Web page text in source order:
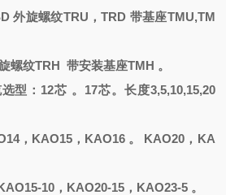
外旋螺纹TRU，TRD 带基座TMU,TM
螺纹TRH 带安装基座TMH 。
型： 12芯 。17芯。长度3,5,10,15,20
，KAO15，KAO16 。 KAO20，KA
10，KAO20-15，KAO23-5 。